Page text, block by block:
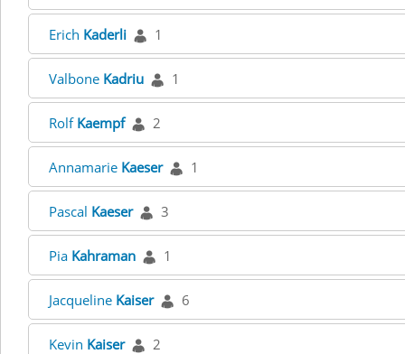
Erich Kaderli 1
Valbone Kadriu 1
Rolf Kaempf 2
Annamarie Kaeser 1
Pascal Kaeser 3
Pia Kahraman 1
Jacqueline Kaiser 6
Kevin Kaiser 2